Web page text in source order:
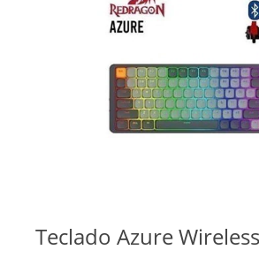
Teclado Azure